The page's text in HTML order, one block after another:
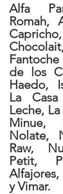
Alfa
Romah,
de los
Haedo,
La
Leche,
Minue,
Nolate,
Raw,
Petit,
Alfajores,
y Vimar.